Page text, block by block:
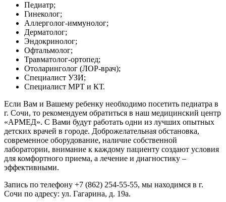
Педиатр;
Гинеколог;
Аллерголог-иммунолог;
Дерматолог;
Эндокринолог;
Офтальмолог;
Травматолог-ортопед;
Отоларинголог (ЛОР-врач);
Специалист УЗИ;
Специалист МРТ и КТ.
Если Вам и Вашему ребенку необходимо посетить педиатра в
г. Сочи, то рекомендуем обратиться в наш медицинский центр
«АРМЕД». С Вами будут работать одни из лучших опытных
детских врачей в городе. Доброжелательная обстановка,
современное оборудование, наличие собственной
лаборатории, внимание к каждому пациенту создают условия
для комфортного приема, а лечение и диагностику –
эффективными.
Запись по телефону +7 (862) 254-55-55, мы находимся в г.
Сочи по адресу: ул. Гагарина, д. 19а.